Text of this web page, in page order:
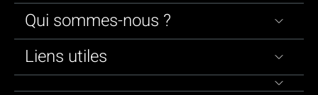
Qui sommes-nous ?
Liens utiles